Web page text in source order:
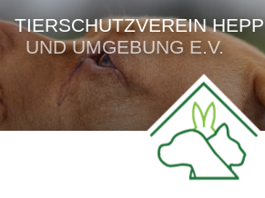
TIERSCHUTZVEREIN
UND UMGEBUNG E.V.